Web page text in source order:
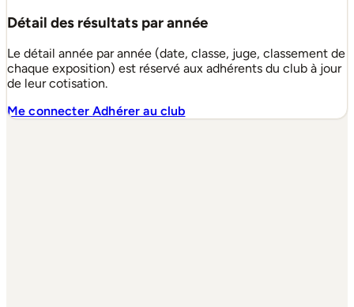
Détail des résultats par année
Le détail année par année (date, classe, juge, classement de
chaque exposition) est réservé aux adhérents du club à jour
de leur cotisation.
Me connecterAdhérer au club